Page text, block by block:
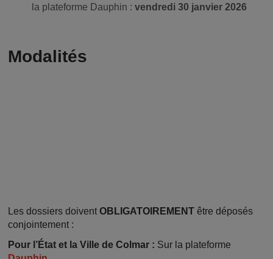
la plateforme Dauphin : vendredi 30 janvier 2026
Modalités
Les dossiers doivent OBLIGATOIREMENT être déposés
conjointement :
Pour l’État et la Ville de Colmar : Sur la plateforme